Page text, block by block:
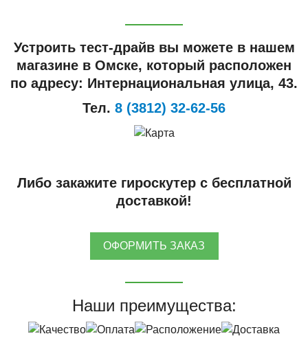
Устроить тест-драйв вы можете в нашем
магазине в Омске, который расположен
по адресу: Интернациональная улица, 43.
Тел. 8 (3812) 32-62-56
Либо закажите гироскутер с бесплатной
доставкой!
ОФОРМИТЬ ЗАКАЗ
Наши преимущества: